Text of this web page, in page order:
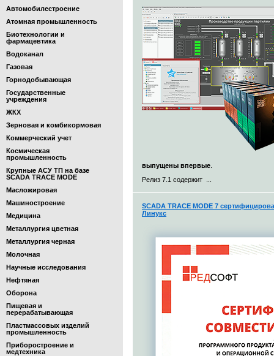
Автомобилестроение
Атомная промышленность
Биотехнологии и
фармацевтика
Водоканал
Газовая
Горнодобывающая
Государственные
учреждения
ЖКХ
Зерновая и комбикормовая
Коммерческий учет
Космическая
промышленность
Крупные АСУ ТП на базе
SCADA TRACE MODE
Масложировая
Машиностроение
Медицина
Металлургия цветная
Металлургия черная
Молочная
Научные исследования
Нефтяная
Оборона
Пищевая и
перерабатывающая
Пластмассовых изделий
промышленность
Приборостроение и
медтехника
выпущены впервые
Релиз 7.1 содержит ...
SCADA TRACE MODE 7
Линукс